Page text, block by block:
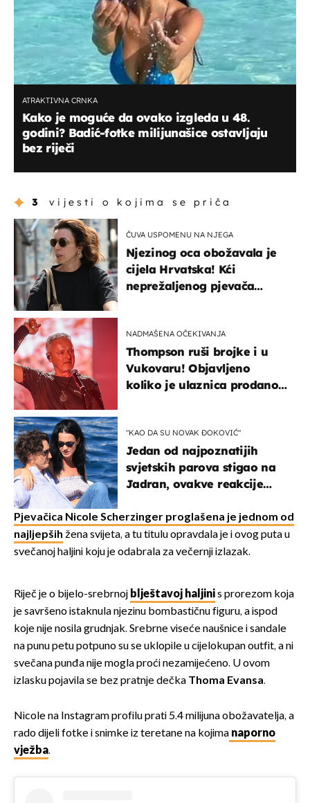
ATRAKTIVNA CRNKA
Kako je moguće da ovako izgleda u 48.
godini? Badić-fotke milijunašice ostavljaju
bez riječi
3 vijesti o kojima se priča
ČUVA USPOMENU NA NJEGA
Njezinog oca obožavala je
cijela Hrvatska! Kći
neprežaljenog pjevača
NADMAŠENA OČEKIVANJA
Thompson ruši brojke i u
Vukovaru! Objavljeno
koliko je ulaznica prodano
"KAO DA SU NOVAK ĐOKOVIĆ"
Jedan od najpoznatijih
svjetskih parova stigao na
Jadran, ovakve reakcije
Pjevačica Nicole Scherzinger proglašena je jednom od
najljepših žena svijeta, a tu titulu opravdala je i ovog puta u
svečanoj haljini koju je odabrala za večernji izlazak.
Riječ je o bijelo-srebrnoj blještavoj haljinis prorezom koja
je savršeno istaknula njezinu bombastičnu figuru, a ispod
koje nije nosila grudnjak. Srebrne viseće naušnice i sandale
na punu petu potpuno su se uklopile u cijelokupan outfit, a ni
svečana punđa nije mogla proći nezamijećeno. U ovom
izlasku pojavila se bez pratnje dečka Thoma Evansa.
Nicole na Instagram profilu prati 5.4 milijuna obožavatelja, a
rado dijeli fotke i snimke iz teretane na kojima naporno
vježba.